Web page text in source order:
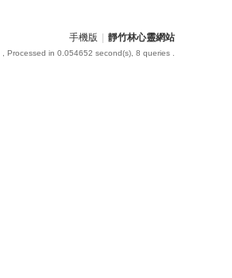
手機版 靜竹林心靈網站
, Processed in 0.054652 second(s), 8 queries .